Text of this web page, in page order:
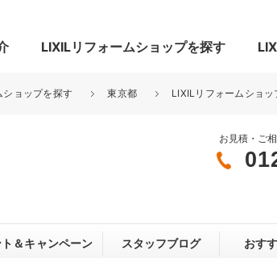
玄関まわり 門まわり
カースペース
LIXILリフォームショップを探す
ショップを探す 東京都 LIXILリフォームショ
お見積・ご
＆キャンペーン スタッフブログ おす